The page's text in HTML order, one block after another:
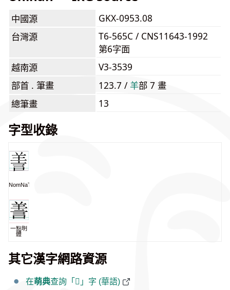
中國源
GKX-0953.08
台灣源
T6-565C / CNS11643-1992
第6字面
越南源
V3-3539
部首 . 筆畫
123.7 / ⽺部 7 畫
總筆畫
13
字型收錄
NomNaTong
一點明
體
其它漢字網路資源
在萌典查詢「𦎍」字 (華語)